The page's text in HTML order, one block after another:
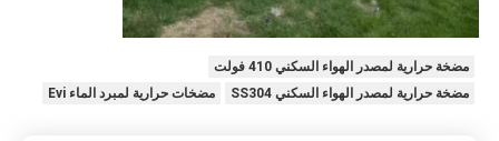
مضخة حرارية لمصدر الهواء السكني 410 فولت
مضخة حرارية لمصدر الهواء السكني SS304
مضخات حرارية لمبرد الماء Evi